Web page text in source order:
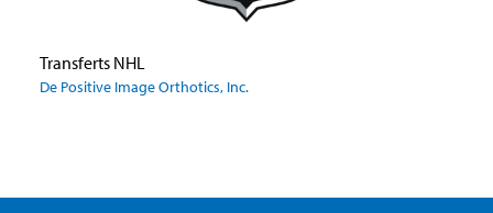
Transferts NHL
De Positive Image Orthotics, Inc.